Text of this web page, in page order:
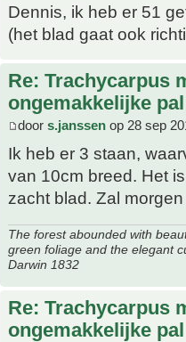
Dennis, ik heb er 51
(het blad gaat ook
Re: Trachycarpus
ongemakkelijke pal
door s.janssen op 28 sep
Ik heb er 3 staan,
van 10cm breed. Het
zacht blad. Zal
The forest abounded with
green foliage and the elegant
Darwin 1832
Re: Trachycarpus
ongemakkelijke pal